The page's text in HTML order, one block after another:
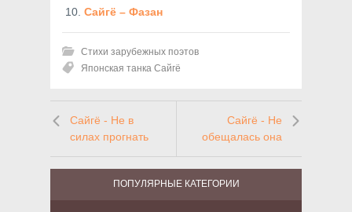
Сайгё – Фазан
Стихи зарубежных поэтов
Японская танка Сайгё
Сайгё - Не в
силах прогнать
Сайгё - Не
обещалась она
ПОПУЛЯРНЫЕ КАТЕГОРИИ